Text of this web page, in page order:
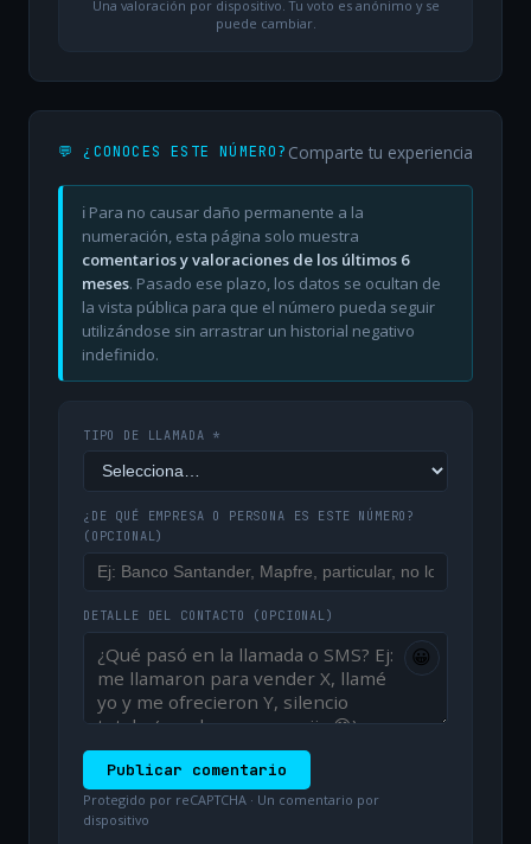
Una valoración por dispositivo. Tu voto es anónimo y se
puede cambiar.
💬 ¿CONOCES ESTE NÚMERO? Comparte tu experiencia
ℹ️ Para no causar daño permanente a la
numeración, esta página solo muestra
comentarios y valoraciones de los últimos 6
meses. Pasado ese plazo, los datos se ocultan de
la vista pública para que el número pueda seguir
utilizándose sin arrastrar un historial negativo
indefinido.
TIPO DE LLAMADA *
¿DE QUÉ EMPRESA O PERSONA ES ESTE NÚMERO?
(OPCIONAL)
DETALLE DEL CONTACTO (OPCIONAL)
😀
Publicar comentario
Protegido por reCAPTCHA · Un comentario por
dispositivo